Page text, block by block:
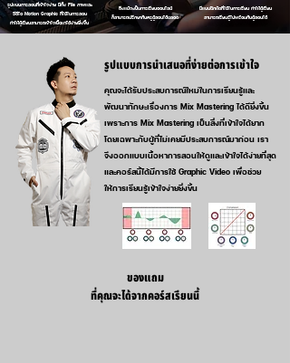
รูปแบบการสอนที่เข้าใจง่าย มีทั้ง File ภาพและ
วีดีโอ Motion Graphic ที่ใช้ในการสอน
ทำให้ผู้เรียนสามารถเข้าใจเนื้อหาได้ง่ายยิ่งขึ้น
มีแบบฝึกหัดที่ใช้ในการเรียน ทำให้ผู้เรียน
สามารถเรียนรู้ไปพร้อมกับผู้สอนได้
ถึงแม้จะเป็นการเรียนออนไลน์
ก็สามารถปรึกษากับครูผู้สอนได้ตลอด
รูปแบบการนำเสนอที่ง่ายต่อการเข้าใจ
คุณจะได้รับประสบการณ์ใหม่ในการเรียนรู้และ
พัฒนาทักษะเรื่องการ Mix Mastering ได้ดียิ่งขึ้น
เพราะการ Mix Mastering เป็นสิ่งที่เข้าใจได้ยาก
โดยเฉพาะกับผู้ที่ไม่เคยมีประสบการณ์มาก่อน เรา
จึงออกแบบเนื้อหาการสอนให้ดูและเข้าใจได้ง่ายที่สุด
และคอร์สนี้ได้มีการใช้ Graphic Video เพื่อช่วย
ให้การเรียนรู้เข้าใจง่ายยิ่งขึ้น
ของแถม
ที่คุณจะได้จากคอร์สเรียนนี้